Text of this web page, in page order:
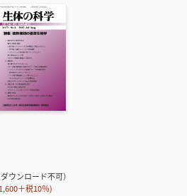
ウンロード不可）
＋税10％)